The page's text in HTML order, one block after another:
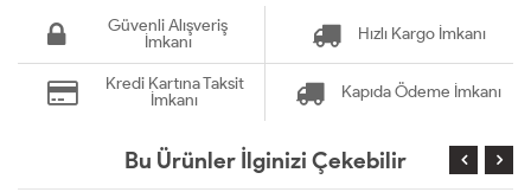
Güvenli Alışveriş
İmkanı
Hızlı Kargo İmkanı
Kredi Kartına Taksit
İmkanı
Kapıda Ödeme İmkanı
Bu Ürünler İlginizi Çekebilir